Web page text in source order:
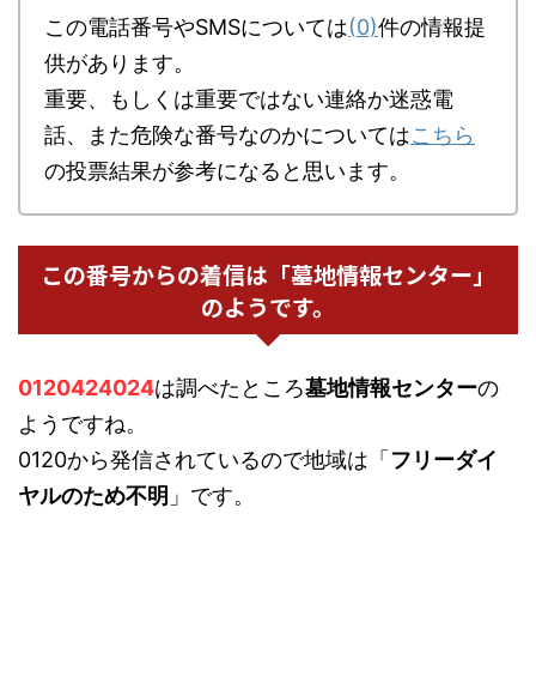
この電話番号やSMSについては(0)件の情報提
供があります。
重要、もしくは重要ではない連絡か迷惑電
話、また危険な番号なのかについてはこちら
の投票結果が参考になると思います。
この番号からの着信は「墓地情報センター」
のようです。
0120424024は調べたところ墓地情報センターの
ようですね。
0120から発信されているので地域は「 フリーダイ
ヤルのため不明 」です。